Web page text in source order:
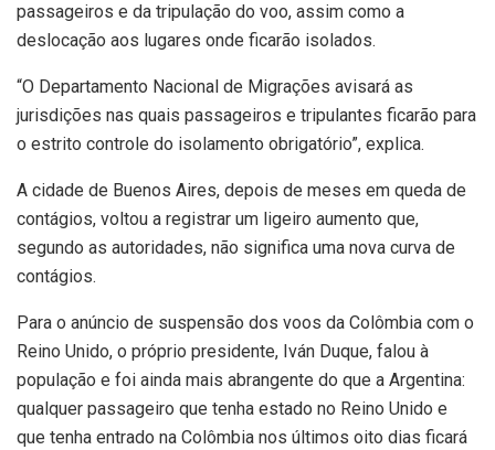
passageiros e da tripulação do voo, assim como a
deslocação aos lugares onde ficarão isolados.
“O Departamento Nacional de Migrações avisará as
jurisdições nas quais passageiros e tripulantes ficarão para
o estrito controle do isolamento obrigatório”, explica.
A cidade de Buenos Aires, depois de meses em queda de
contágios, voltou a registrar um ligeiro aumento que,
segundo as autoridades, não significa uma nova curva de
contágios.
Para o anúncio de suspensão dos voos da Colômbia com o
Reino Unido, o próprio presidente, Iván Duque, falou à
população e foi ainda mais abrangente do que a Argentina:
qualquer passageiro que tenha estado no Reino Unido e
que tenha entrado na Colômbia nos últimos oito dias ficará